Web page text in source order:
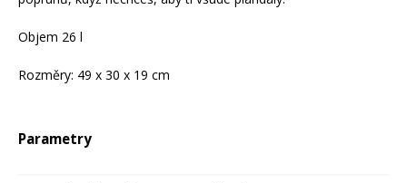
Objem 26 l
Rozměry: 49 x 30 x 19 cm
Parametry